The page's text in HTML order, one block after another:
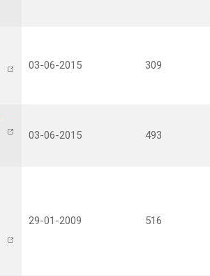
03-06-2015 309
03-06-2015 493
29-01-2009 516